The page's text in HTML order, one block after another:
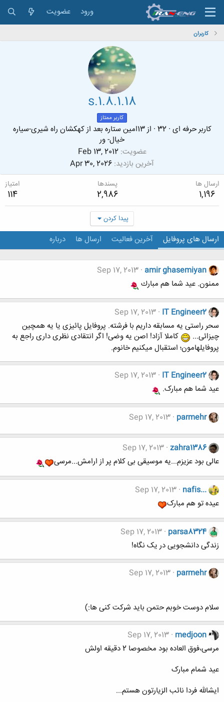
ورود عضویت
کاربران
s.1.8.1.18
کاربر ممتاز
کاربر حرفه ای ·
32
· از
13امین ستاره بعد از کهکشان راه شیری-سیاره
خیال- ور
عضویت Feb 13, 2012
آخرین بازدید Apr 30, 2026
ارسال ها
1,196
پسندها
2,986
امتیاز
114
پیدا کردن
ارسال های پروفایل آخرین فعالیت ارسال ها درباره
amir ghasemiyan
Sep 17, 2013
ممنون. عيد شما هم مبارك
IT Engineer2
Sep 17, 2013
سحر راستی یه مسابقه داریم با فرشته. پروفایل پائیزی یا یه همچین
چیزائی...
کاملا آزاد! اصن یه وضی! اگر انتقادی نظری داری راجع به
پروفایلهامون؛ استقبال میکنیم خانوم.
IT Engineer2
Sep 17, 2013
عید شما هم مبارک.
parmehr
Sep 17, 2013
zahra1386
Sep 17, 2013
عالی بود عزیزم...یه موسیقی بی کلام پر از ارامش...مرسی
nafis...
Sep 17, 2013
عیده تو هم مبارک
parsa8324
Sep 17, 2013
زندگی دانشجویی در یک نگاه!
parmehr
Sep 17, 2013
سلام دوست خوبم حتمن باید شرکت کنی ها:)
medjoon
Sep 17, 2013
مرسی،فوق العاده بود مخصوصا 2 دقیقه اولش
عید شمام مبارک
ایشالله فردا نائب الزیارتون هستم...